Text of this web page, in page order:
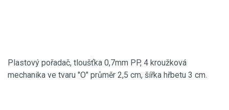
Plastový pořadač, tloušťka 0,7mm PP, 4 kroužková
mechanika ve tvaru "O" průměr 2,5 cm, šířka hřbetu 3 cm.